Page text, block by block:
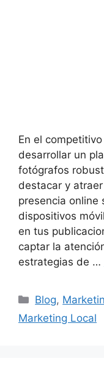
En el
desarrollar un
fotógrafos
destacar y
presencia online
dispositivos
en tus
captar la
estrategias de …
Categories
Blog,
Marketing Local